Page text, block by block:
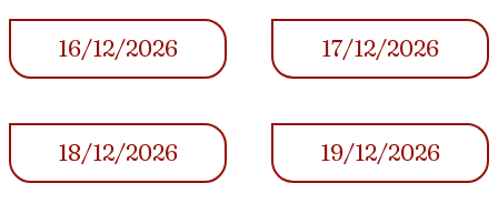
16/12/2026 17/12/2026
18/12/2026 19/12/2026